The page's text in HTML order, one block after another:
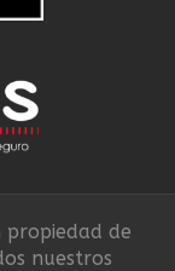
propiedad de
nuestros